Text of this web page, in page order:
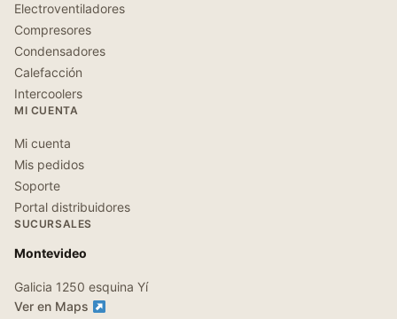
Electroventiladores
Compresores
Condensadores
Calefacción
Intercoolers
MI CUENTA
Mi cuenta
Mis pedidos
Soporte
Portal distribuidores
SUCURSALES
Montevideo
Galicia 1250 esquina Yí
Ver en Maps